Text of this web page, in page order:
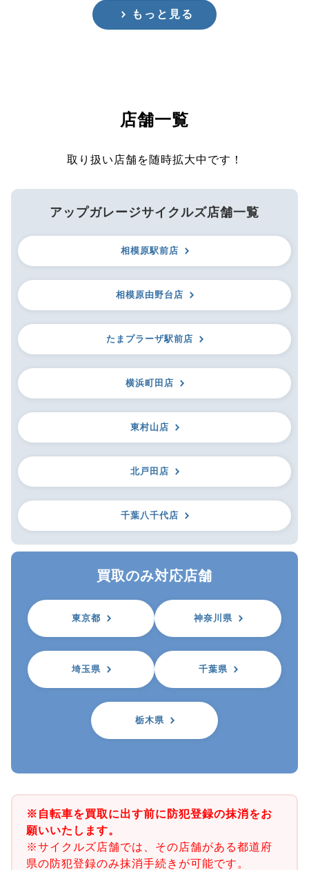
もっと見る
店舗一覧
取り扱い店舗を随時拡大中です！
アップガレージサイクルズ店舗一覧
相模原駅前店
相模原由野台店
たまプラーザ駅前店
横浜町田店
東村山店
北戸田店
千葉八千代店
買取のみ対応店舗
東京都 神奈川県
埼玉県 千葉県
栃木県
※自転車を買取に出す前に防犯登録の抹消をお
願いいたします。
※サイクルズ店舗では、その店舗がある都道府
県の防犯登録のみ抹消手続きが可能です。